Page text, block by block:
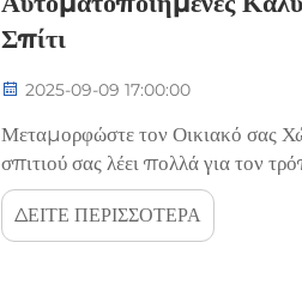
Σπίτι
2025-09-09 17:00:00
Μεταμορφώστε τον Οικιακό σας
σπιτιού σας λέει πολλά για τον
καίριο ρόλο, το συχνά
ΔΕΙΤΕ ΠΕΡΙΣΣΟΤΕΡΑ